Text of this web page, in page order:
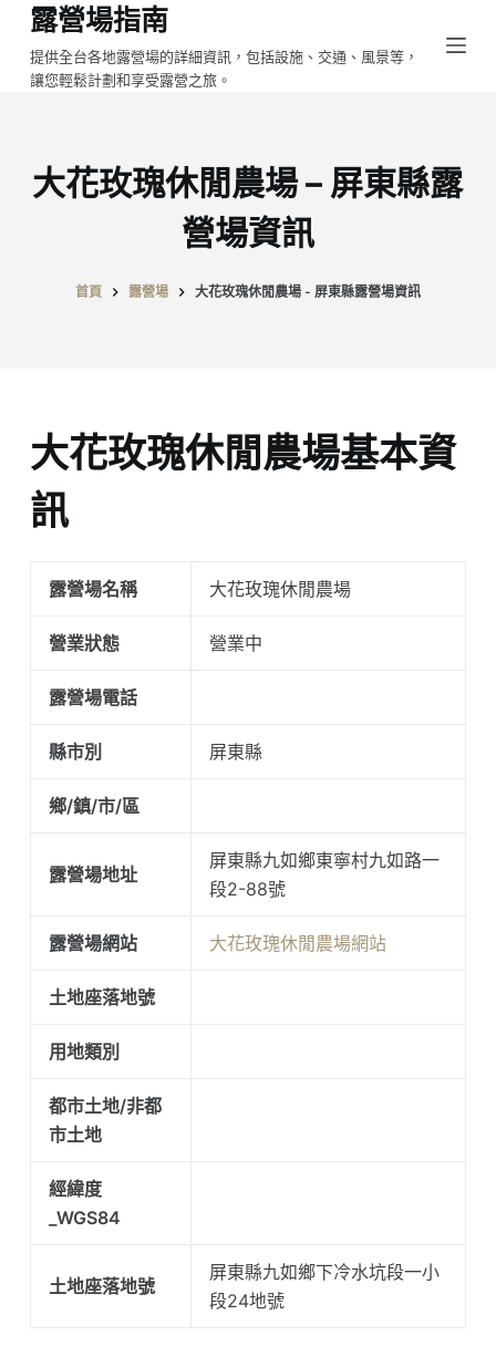
跳
至
主
容
露營場指南
提供全台各地露營場的詳細資訊，包括設施、交通、風景等，
讓您輕鬆計劃和享受露營之旅。
大花玫瑰休閒農場 – 屏東縣露
營場資訊
首頁 露營場 大花玫瑰休閒農場 - 屏東縣露營場資訊
大花玫瑰休閒農場基本資
訊
露營場名稱 大花玫瑰休閒農場
營業狀態 營業中
露營場電話
縣市別 屏東縣
鄉/鎮/市/區
露營場地址
屏東縣九如鄉東寧村九如路一
段2-88號
露營場網站 大花玫瑰休閒農場網站
土地座落地號
用地類別
都市土地/非都
市土地
經緯度
_WGS84
土地座落地號
屏東縣九如鄉下冷水坑段一小
段24地號